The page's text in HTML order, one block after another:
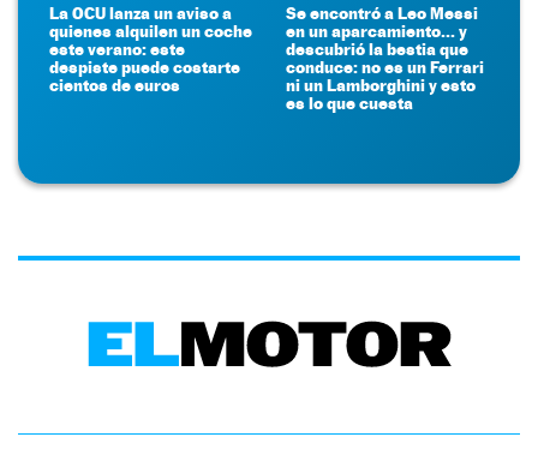
La OCU lanza un aviso a
quienes alquilen un coche
este verano: este
despiste puede costarte
cientos de euros
Se encontró a Leo Messi
en un aparcamiento... y
descubrió la bestia que
conduce: no es un Ferrari
ni un Lamborghini y esto
es lo que cuesta